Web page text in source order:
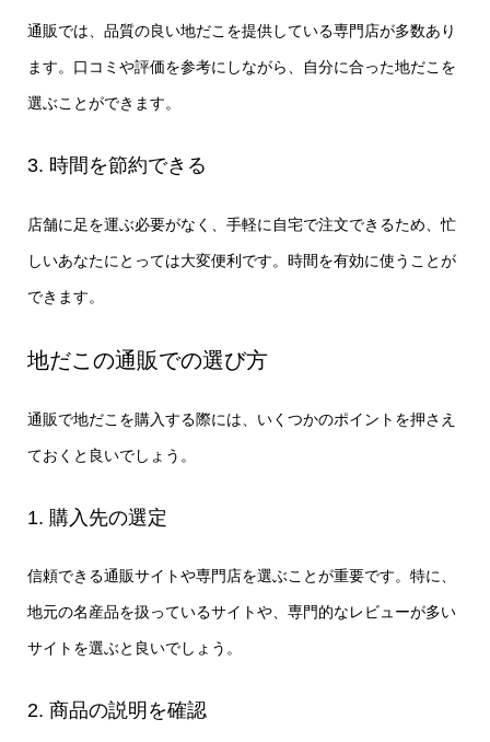
通販では、品質の良い地だこを提供している専門店が多数あり
ます。口コミや評価を参考にしながら、自分に合った地だこを
選ぶことができます。
3. 時間を節約できる
店舗に足を運ぶ必要がなく、手軽に自宅で注文できるため、忙
しいあなたにとっては大変便利です。時間を有効に使うことが
できます。
地だこの通販での選び方
通販で地だこを購入する際には、いくつかのポイントを押さえ
ておくと良いでしょう。
1. 購入先の選定
信頼できる通販サイトや専門店を選ぶことが重要です。特に、
地元の名産品を扱っているサイトや、専門的なレビューが多い
サイトを選ぶと良いでしょう。
2. 商品の説明を確認